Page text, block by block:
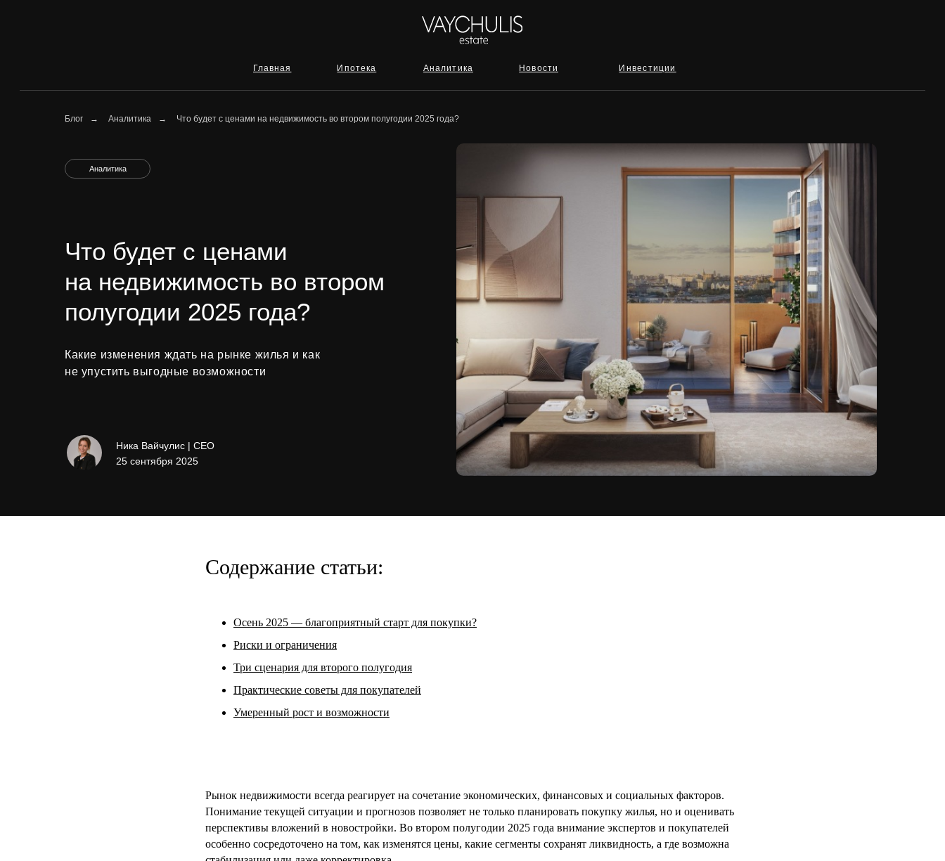
Блог → Аналитика → Что будет с ценами на недвижимость во втором полугодии 2025 года?
Что будет с ценами
на недвижимость во втором
полугодии 2025 года?
25 сентября 2025
Ника Вайчулис | CEO
Какие изменения ждать на рынке жилья и как
не упустить выгодные возможности
Аналитика
Содержание статьи:
Осень 2025 — благоприятный старт для покупки?
Риски и ограничения
Три сценария для второго полугодия
Практические советы для покупателей
Умеренный рост и возможности
Рынок недвижимости всегда реагирует на сочетание экономических, финансовых и социальных факторов.
Понимание текущей ситуации и прогнозов позволяет не только планировать покупку жилья, но и оценивать
перспективы вложений в новостройки. Во втором полугодии 2025 года внимание экспертов и покупателей
особенно сосредоточено на том, как изменятся цены, какие сегменты сохранят ликвидность, а где возможна